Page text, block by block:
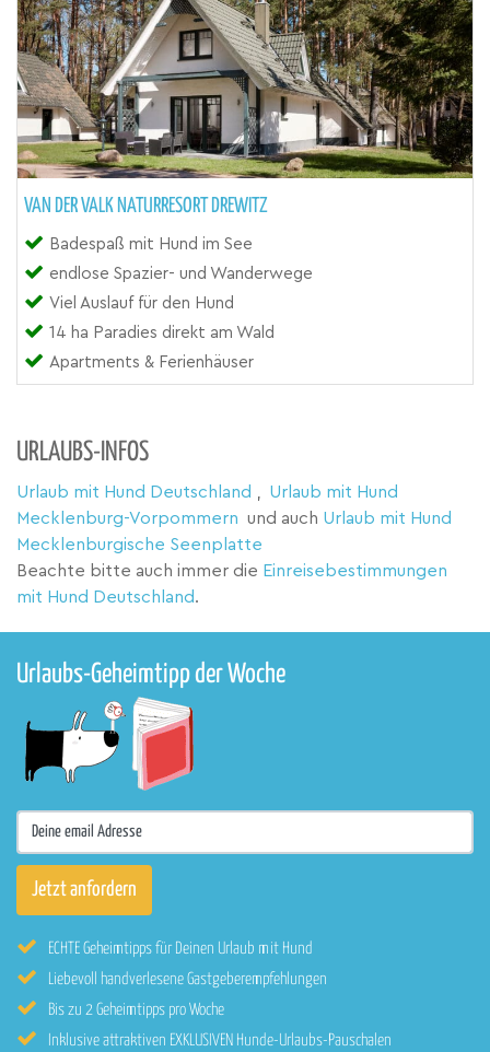
VAN DER VALK NATURRESORT DREWITZ
Badespaß mit Hund im See
endlose Spazier- und Wanderwege
Viel Auslauf für den Hund
14 ha Paradies direkt am Wald
Apartments & Ferienhäuser
URLAUBS-INFOS
Urlaub mit Hund Deutschland
Urlaub mit Hund
Mecklenburg-Vorpommern und auch Urlaub mit Hund
Mecklenburgische Seenplatte
Beachte bitte auch immer die Einreisebestimmungen
mit Hund Deutschland.
Urlaubs-Geheimtipp der Woche
ECHTE Geheimtipps für Deinen Urlaub mit Hund
Liebevoll handverlesene Gastgeberempfehlungen
Bis zu 2 Geheimtipps pro Woche
Inklusive attraktiven EXKLUSIVEN Hunde-Urlaubs-Pauschalen